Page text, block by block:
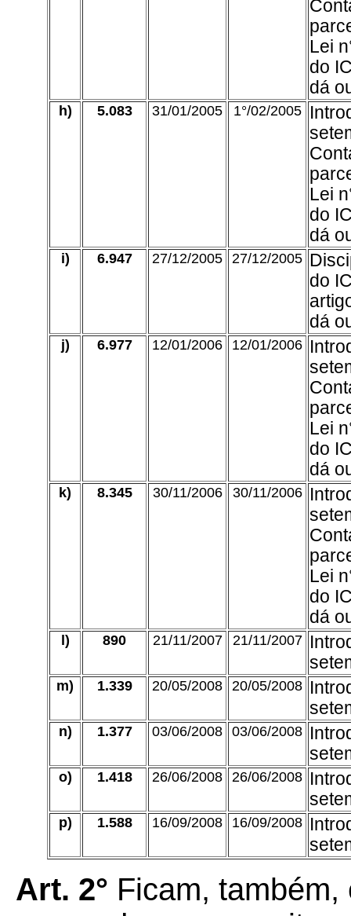
Lei
do
dá
h) 5.083 31/01/2005 1°/02/2005
Lei
do
dá
i) 6.947 27/12/2005 27/12/2005
do
dá
j) 6.977 12/01/2006 12/01/2006
Lei
do
dá
k) 8.345 30/11/2006 30/11/2006
Lei
do
dá
l) 890 21/11/2007 21/11/2007
m) 1.339 20/05/2008 20/05/2008
n) 1.377 03/06/2008 03/06/2008
o) 1.418 26/06/2008 26/06/2008
p) 1.588 16/09/2008 16/09/2008
Art. 2° Ficam,